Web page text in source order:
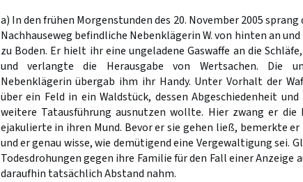
a) In den frühen Morgenstunden des 20. November 2005
Nachhauseweg befindliche Nebenklägerin W. von hinten an
zu Boden. Er hielt ihr eine ungeladene Gaswaffe an die
und verlangte die Herausgabe von Wertsachen. Die
Nebenklägerin übergab ihm ihr Handy. Unter Vorhalt der
über ein Feld in ein Waldstück, dessen Abgeschiedenheit
weitere Tatausführung ausnutzen wollte. Hier zwang er die
ejakulierte in ihren Mund. Bevor er sie gehen ließ, bemerkte
und er genau wisse, wie demütigend eine Vergewaltigung sei.
Todesdrohungen gegen ihre Familie für den Fall einer Anzeige
daraufhin tatsächlich Abstand nahm.